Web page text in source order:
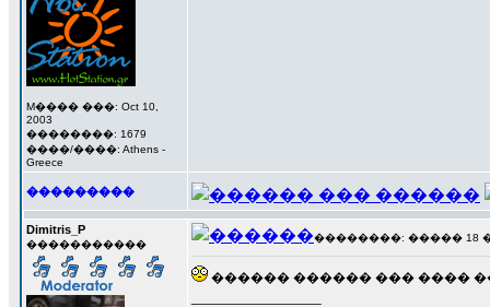
M���� ���: Oct 10,
2003
��������: 1679
����/����: Athens -
Greece
���������
Dimitris_P
�����������
��������: ����� 18 ���
������ ������ ��� ����